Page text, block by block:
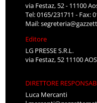
via Festaz, 52 - 11100
Tel: 0165/231711 - Fax:
Mail:
Editore
LG PRESSE S.R.L.
via Festaz, 52 11100
DIRETTORE
Luca Mercanti